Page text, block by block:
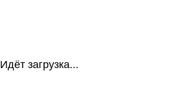
Идёт загрузка...